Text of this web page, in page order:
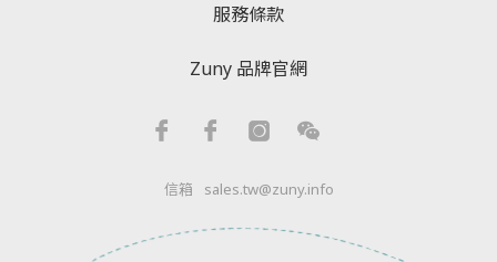
服務條款
Zuny 品牌官網
信箱 sales.tw@zuny.info